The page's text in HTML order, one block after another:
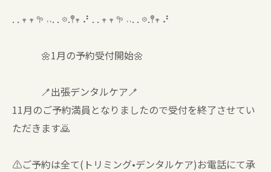
. . 𖥧 𖥧 𖧧 ˒˒. . 𖡼.𖤣𖥧 ⠜ . . 𖥧 𖥧 𖧧 ˒˒. . 𖡼.𖤣𖥧 ⠜
🌼1月の予約受付開始🌼
🪥出張デンタルケア🪥
11月のご予約満員となりましたので受付を終了させてい
ただきます🙇
⚠️ご予約は全て(トリミング•デンタルケア)お電話にて承